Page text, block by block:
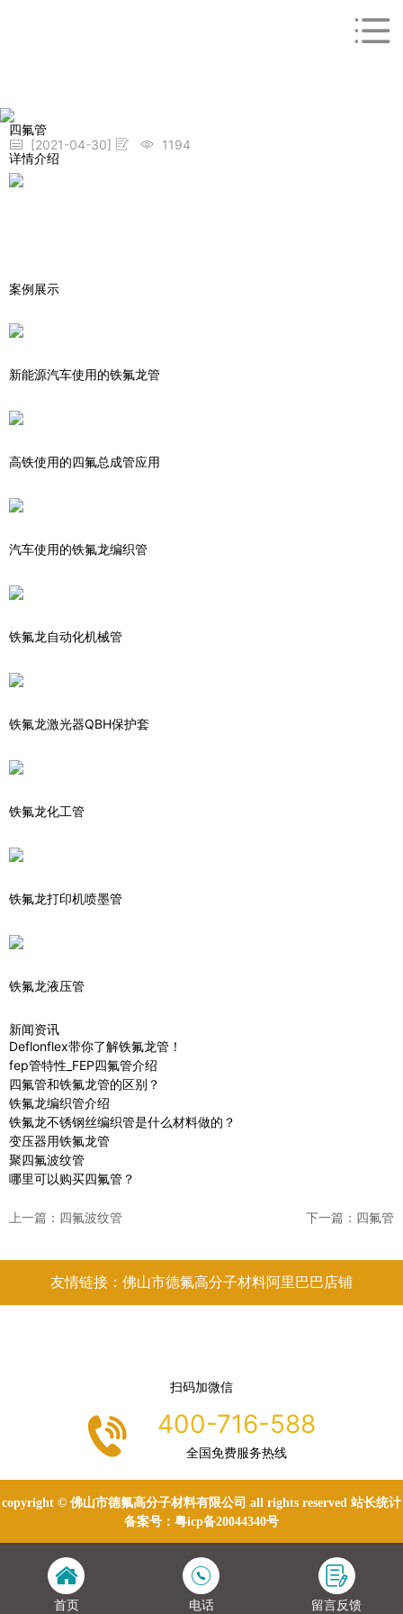
四氟管
[2021-04-30]
1194
详情介绍
案例展示
新能源汽车使用的铁氟龙管
高铁使用的四氟总成管应用
汽车使用的铁氟龙编织管
铁氟龙自动化机械管
铁氟龙激光器QBH保护套
铁氟龙化工管
铁氟龙打印机喷墨管
铁氟龙液压管
新闻资讯
Deflonflex带你了解铁氟龙管！
fep管特性_FEP四氟管介绍
四氟管和铁氟龙管的区别？
铁氟龙编织管介绍
铁氟龙不锈钢丝编织管是什么材料做的？
变压器用铁氟龙管
聚四氟波纹管
哪里可以购买四氟管？
上一篇： 四氟波纹管 下一篇： 四氟管
友情链接：佛山市德氟高分子材料阿里巴巴店铺
扫码加微信
400-716-588
全国免费服务热线
copyright © 佛山市德氟高分子材料有限公司 all rights reserved 站长统计
备案号： 粤icp备20044340号
首页 电话 留言反馈